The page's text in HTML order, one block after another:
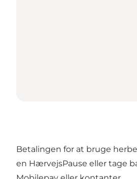
Betalingen for at bruge
en HærvejsPause eller tage